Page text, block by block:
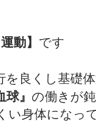
動】 です
を良くし基礎
球』 の働きが
い身体になっ